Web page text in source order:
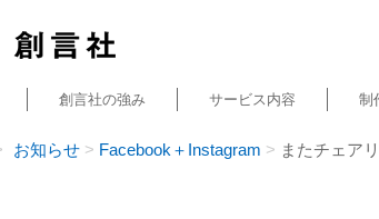
創言社の強み サービス内容 制
お知らせ Facebook＋Instagram またチェア